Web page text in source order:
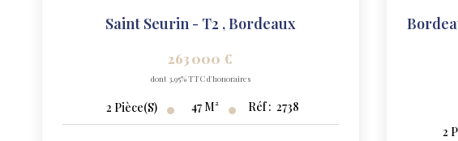
Saint Seurin - T2 ,Bordeaux
263 000 €
dont 3,95% TTC d'honoraires
2 Pièce(s) 47 M² Réf : 2738
2